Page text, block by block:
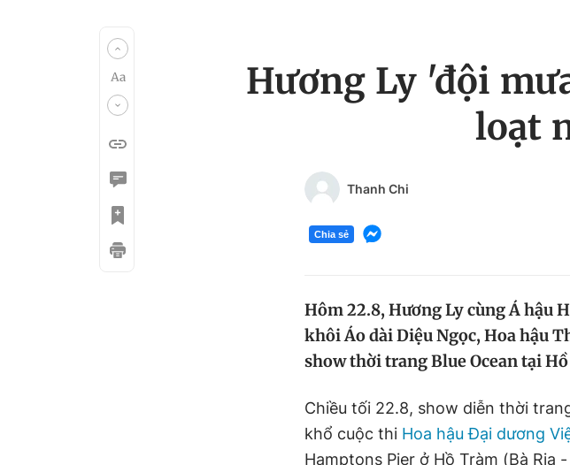
Hương Ly 'đội
loạt
Thanh Chi
Chia sẻ
Hôm 22.8, Hương Ly cùng Á hậu
khôi Áo dài Diệu Ngọc, Hoa hậu
show thời trang Blue Ocean tại
Chiều tối 22.8, show diễn thời
khổ cuộc thi Hoa hậu Đại dương
Hamptons Pier ở Hồ Tràm (Bà Rịa